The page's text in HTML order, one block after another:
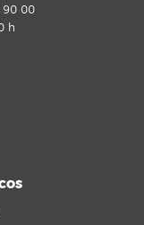
90 00
h